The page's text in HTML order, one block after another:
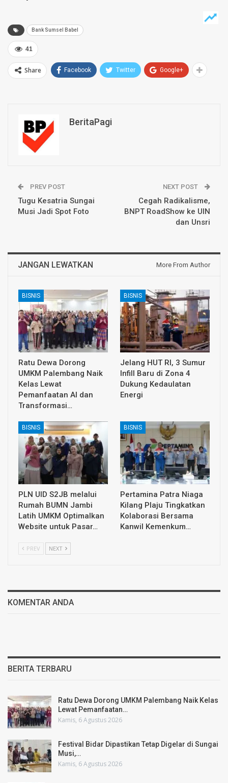
Bank Sumsel Babel
41
Share Facebook Twitter Google+
BeritaPagi
PREV POST
Tugu Kesatria Sungai
Musi Jadi Spot Foto
NEXT POST
Cegah Radikalisme,
BNPT RoadShow ke UIN
dan Unsri
JANGAN LEWATKAN More From Author
BISNIS
Ratu Dewa Dorong
UMKM Palembang Naik
Kelas Lewat
Pemanfaatan AI dan
Transformasi…
BISNIS
Jelang HUT RI, 3 Sumur
Infill Baru di Zona 4
Dukung Kedaulatan
Energi
BISNIS
PLN UID S2JB melalui
Rumah BUMN Jambi
Latih UMKM Optimalkan
Website untuk Pasar…
BISNIS
Pertamina Patra Niaga
Kilang Plaju Tingkatkan
Kolaborasi Bersama
Kanwil Kemenkum…
PREV NEXT
KOMENTAR ANDA
BERITA TERBARU
Ratu Dewa Dorong UMKM Palembang Naik Kelas
Lewat Pemanfaatan…
Kamis, 6 Agustus 2026
Festival Bidar Dipastikan Tetap Digelar di Sungai
Musi,…
Kamis, 6 Agustus 2026